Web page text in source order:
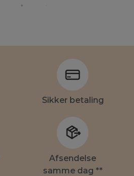
Sikker betaling
Afsendelse
samme dag **